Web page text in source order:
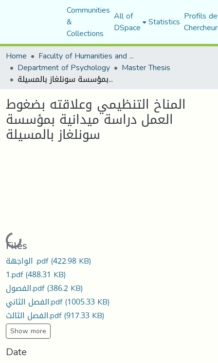
Communities
&
Collections
All of
DSpace Statistics Profils
Home
Faculty of Humanities and Social Sciences
Department of Psychology Master Thesis
المناخ التنظيمي وعلاقته بضغوط العمل دراسة ميدانية بمؤسسة سونلغاز بالمسيلة
المناخ التنظيمي وعلاقته بضغوط
العمل دراسة ميدانية بمؤسسة
سونلغاز بالمسيلة
Loading...
Files
الواجهة .pdf(422.98 KB)
1.pdf(488.31 KB)
الفصول.pdf(386.2 KB)
الفصل الثاني.pdf(1005.33 KB)
الفصل الثالث.pdf(917.33 KB)
Show more
Date